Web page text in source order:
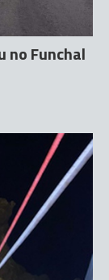
no Funchal